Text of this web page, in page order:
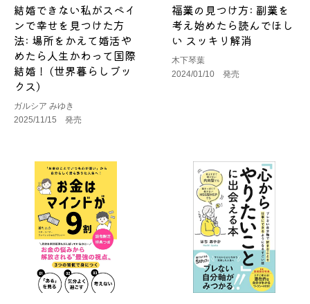
結婚できない私がスペイ
ンで幸せを見つけた方
法: 場所をかえて婚活や
めたら人生かわって国際
結婚！ (世界暮らしブッ
クス)
ガルシア みゆき
2025/11/15 発売
福業の見つけ方: 副業を
考え始めたら読んでほし
い スッキリ解消
木下琴葉
2024/01/10 発売